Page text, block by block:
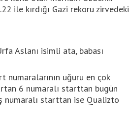
ile kırdığı Gazi rekoru zirvedeki
Aslanı isimli ata, babası
numaralarının uğuru en çok
6 numaralı starttan bugün
numaralı starttan ise Qualizto